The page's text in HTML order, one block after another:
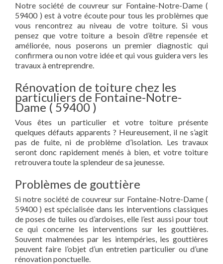
Notre société de couvreur sur Fontaine-Notre-Dame (
59400 ) est à votre écoute pour tous les problèmes que
vous rencontrez au niveau de votre toiture. Si vous
pensez que votre toiture a besoin d’être repensée et
améliorée, nous poserons un premier diagnostic qui
confirmera ou non votre idée et qui vous guidera vers les
travaux à entreprendre.
Rénovation de toiture chez les
particuliers de Fontaine-Notre-
Dame ( 59400 )
Vous êtes un particulier et votre toiture présente
quelques défauts apparents ? Heureusement, il ne s’agit
pas de fuite, ni de problème d’isolation. Les travaux
seront donc rapidement menés à bien, et votre toiture
retrouvera toute la splendeur de sa jeunesse.
Problèmes de gouttière
Si notre société de couvreur sur Fontaine-Notre-Dame (
59400 ) est spécialisée dans les interventions classiques
de poses de tuiles ou d’ardoises, elle l’est aussi pour tout
ce qui concerne les interventions sur les gouttières.
Souvent malmenées par les intempéries, les gouttières
peuvent faire l’objet d’un entretien particulier ou d’une
rénovation ponctuelle.